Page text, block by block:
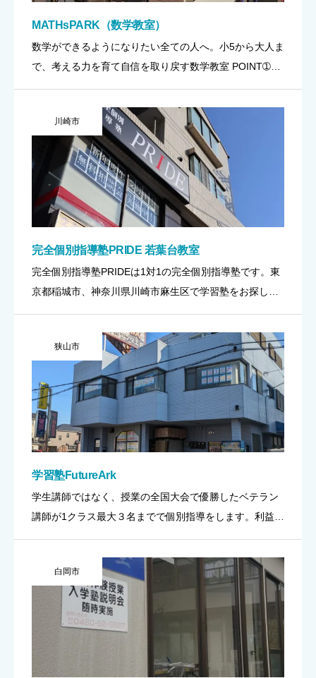
MATHsPARK（数学教室）
数学ができるようになりたい全ての人へ。小5から大人ま
で、考える力を育て自信を取り戻す数学教室 POINT➀考
く。答えよりも思考のプロセスを大切にし、将来にも役
立つ“自分 […]
川崎市
完全個別指導塾PRIDE 若葉台教室
完全個別指導塾PRIDEは1対1の完全個別指導塾です。東
京都稲城市、神奈川県川崎市麻生区で学習塾をお探しの
学受験に対応！ POINT➀完全1対1の対話型個別指導で、
受 […]狭山市
学習塾FutureArk
学生講師ではなく、授業の全国大会で優勝したベテラン
講師が1クラス最大３名までで個別指導をします。利益で
OINT➀【数・英特化型学習】 負担を減らして自信を育む
が当塾のコ […]
白岡市